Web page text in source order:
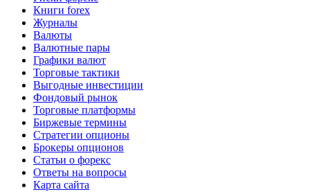
Книги forex
Журналы
Валюты
Валютные пары
Графики валют
Торговые тактики
Выгодные инвестиции
Фондовый рынок
Торговые платформы
Биржевые термины
Стратегии опционы
Брокеры опционов
Статьи о форекс
Ответы на вопросы
Карта сайта